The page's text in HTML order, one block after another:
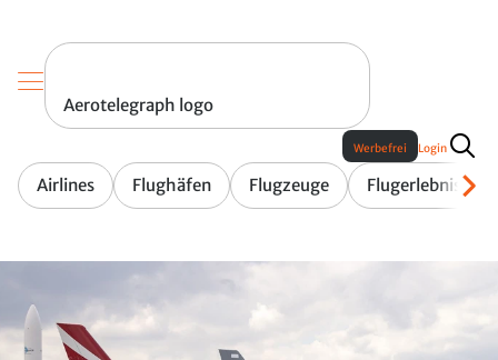
Aerotelegraph logo
Airlines Flughäfen Flugzeuge Flugerlebnis
Werbefrei Login